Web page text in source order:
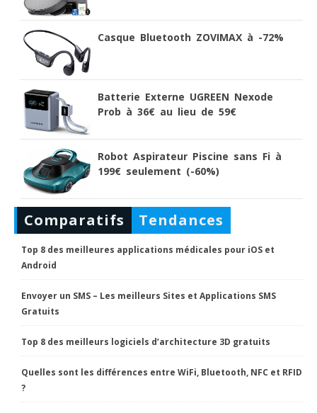
Casque Bluetooth ZOVIMAX à -72%
Batterie Externe UGREEN Nexode
Prob à 36€ au lieu de 59€
Robot Aspirateur Piscine sans Fi à
199€ seulement (-60%)
Comparatifs Tendances
Top 8 des meilleures applications médicales pour iOS et
Android
Envoyer un SMS – Les meilleurs Sites et Applications SMS
Gratuits
Top 8 des meilleurs logiciels d’architecture 3D gratuits
Quelles sont les différences entre WiFi, Bluetooth, NFC et RFID
?